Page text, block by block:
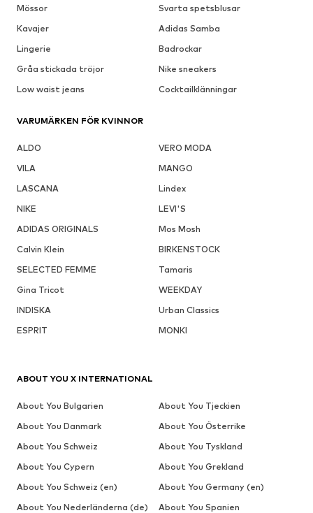
Mössor
Svarta spetsblusar
Kavajer
Adidas Samba
Lingerie
Badrockar
Gråa stickada tröjor
Nike sneakers
Low waist jeans
Cocktailklänningar
VARUMÄRKEN FÖR KVINNOR
ALDO
VERO MODA
VILA
MANGO
LASCANA
Lindex
NIKE
LEVI'S
ADIDAS ORIGINALS
Mos Mosh
Calvin Klein
BIRKENSTOCK
SELECTED FEMME
Tamaris
Gina Tricot
WEEKDAY
INDISKA
Urban Classics
ESPRIT
MONKI
ABOUT YOU X INTERNATIONAL
About You Bulgarien
About You Tjeckien
About You Danmark
About You Österrike
About You Schweiz
About You Tyskland
About You Cypern
About You Grekland
About You Schweiz (en)
About You Germany (en)
About You Nederländerna (de)
About You Spanien